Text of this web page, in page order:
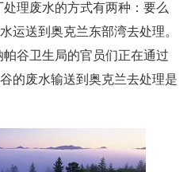
理废水的方式有两种：要么
运送到奥克兰东部湾去处理。
帕谷卫生局的官员们正在通过
的废水输送到奥克兰去处理是